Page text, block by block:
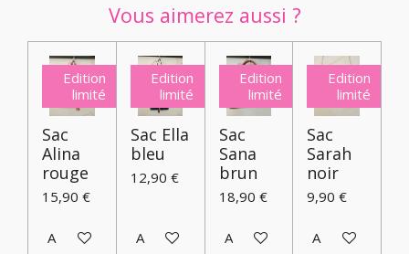
Vous aimerez aussi ?
Edition
limité
Sac
Alina
rouge
15,90 €
Ajouter au panier
Edition
limité
Sac Ella
bleu
12,90 €
Ajouter au panier
Edition
limité
Sac
Sana
brun
18,90 €
Ajouter au panier
Edition
limité
Sac
Sarah
noir
9,90 €
Ajouter au